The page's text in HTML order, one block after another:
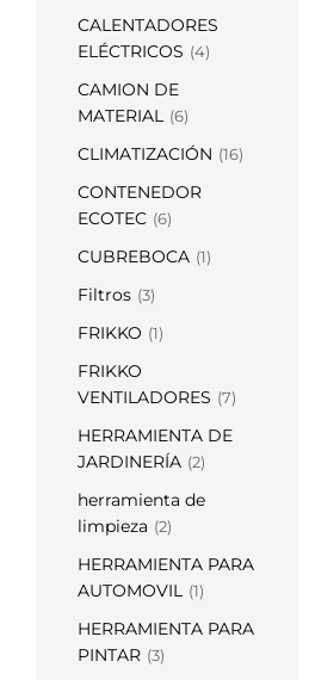
CALENTADORES
ELÉCTRICOS (4)
CAMION DE
MATERIAL (6)
CLIMATIZACIÓN (16)
CONTENEDOR
ECOTEC (6)
CUBREBOCA (1)
Filtros (3)
FRIKKO (1)
FRIKKO
VENTILADORES (7)
HERRAMIENTA DE
JARDINERÍA (2)
herramienta de
limpieza (2)
HERRAMIENTA PARA
AUTOMOVIL (1)
HERRAMIENTA PARA
PINTAR (3)